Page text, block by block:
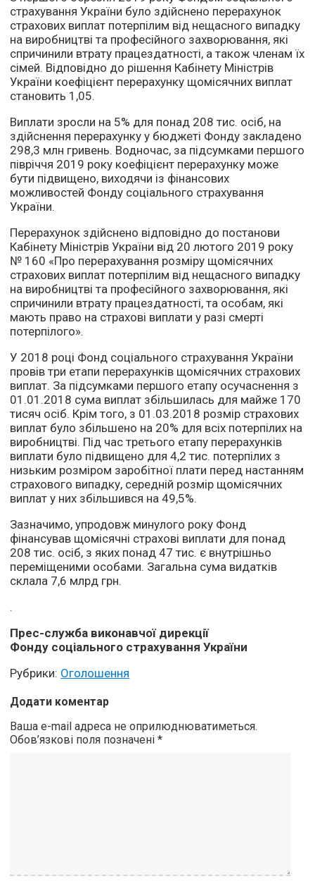
страхування України було здійснено перерахунок
страхових виплат потерпілим від нещасного випадку
на виробництві та професійного захворювання, які
спричинили втрату працездатності, а також членам їх
сімей. Відповідно до рішення Кабінету Міністрів
України коефіцієнт перерахунку щомісячних виплат
становить 1,05.
Виплати зросли на 5% для понад 208 тис. осіб, на
здійснення перерахунку у бюджеті Фонду закладено
298,3 млн гривень. Водночас, за підсумками першого
півріччя 2019 року коефіцієнт перерахунку може
бути підвищено, виходячи із фінансових
можливостей Фонду соціального страхування
України.
Перерахунок здійснено відповідно до постанови
Кабінету Міністрів України від 20 лютого 2019 року
№ 160 «Про перерахування розміру щомісячних
страхових виплат потерпілим від нещасного випадку
на виробництві та професійного захворювання, які
спричинили втрату працездатності, та особам, які
мають право на страхові виплати у разі смерті
потерпілого».
У 2018 році Фонд соціального страхування України
провів три етапи перерахунків щомісячних страхових
виплат. За підсумками першого етапу осучаснення з
01.01.2018 сума виплат збільшилась для майже 170
тисяч осіб. Крім того, з 01.03.2018 розмір страхових
виплат було збільшено на 20% для всіх потерпілих на
виробництві. Під час третього етапу перерахунків
виплати було підвищено для 4,2 тис. потерпілих з
низьким розміром заробітної плати перед настанням
страхового випадку, середній розмір щомісячних
виплат у них збільшився на 49,5%.
Зазначимо, упродовж минулого року Фонд
фінансував щомісячні страхові виплати для понад
208 тис. осіб, з яких понад 47 тис. є внутрішньо
переміщеними особами. Загальна сума видатків
склала 7,6 млрд грн.
.
Прес-служба виконавчоїдирекції
Фонду соціального страхування України
Рубрики: Оголошення
Додати коментар
Ваша e-mail адреса не оприлюднюватиметься.
Обов’язкові поля позначені*